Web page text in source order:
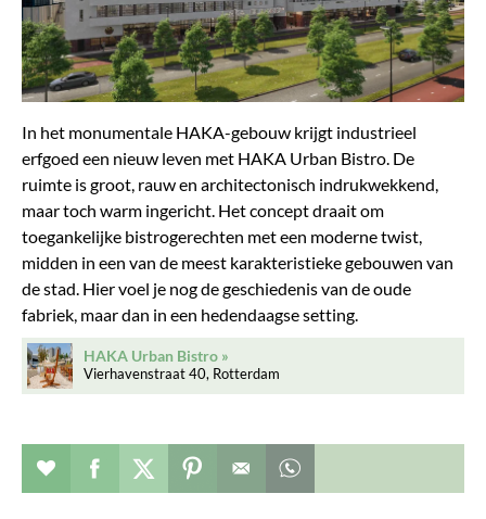
In het monumentale HAKA-gebouw krijgt industrieel
erfgoed een nieuw leven met HAKA Urban Bistro. De
ruimte is groot, rauw en architectonisch indrukwekkend,
maar toch warm ingericht. Het concept draait om
toegankelijke bistrogerechten met een moderne twist,
midden in een van de meest karakteristieke gebouwen van
de stad. Hier voel je nog de geschiedenis van de oude
fabriek, maar dan in een hedendaagse setting.
HAKA Urban Bistro
Vierhavenstraat 40, Rotterdam
Verhaal toevoegen aan favorieten
Deel dit op facebook
Deel dit op twitter
Deel dit op pinterest